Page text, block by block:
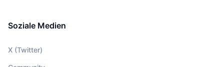
Soziale Medien
X (Twitter)